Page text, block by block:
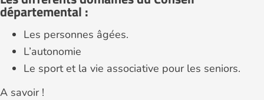
départemental :
Les personnes âgées.
L’autonomie
Le sport et la vie associative pour les seniors.
A savoir !